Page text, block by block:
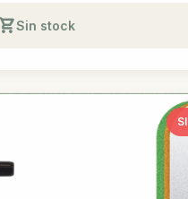
Sin stock